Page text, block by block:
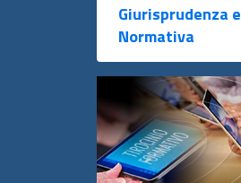
Giurisprudenza e
Normativa